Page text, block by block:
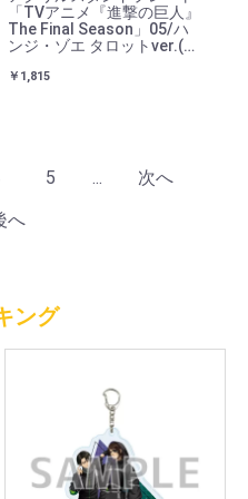
「TVアニメ『進撃の巨人』
The Final Season」05/ハ
ンジ・ゾエ タロットver.(グ
￥1,815
5 ...
次へ
へ
ング